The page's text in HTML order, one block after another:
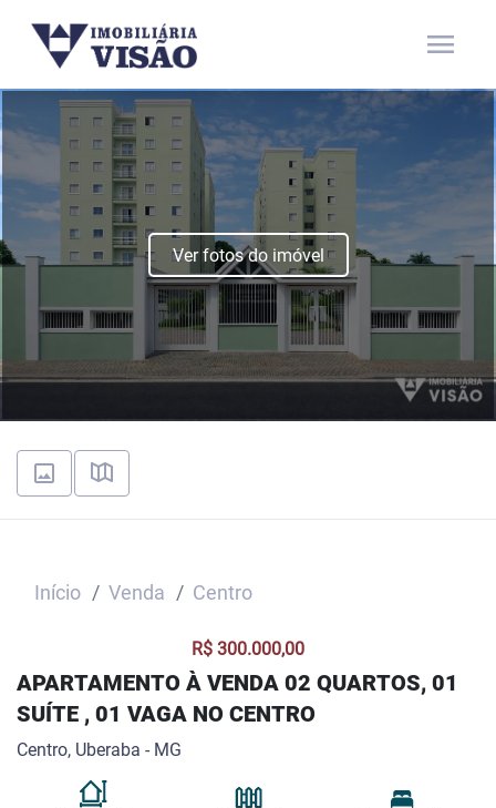
menu
Ver fotos do imóvel
Início Venda Centro
R$ 300.000,00
APARTAMENTO À VENDA 02 QUARTOS, 01
SUÍTE , 01 VAGA NO CENTRO
Centro, Uberaba - MG